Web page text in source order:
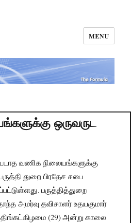
MENU
ஒருவருட
வணிக நிலையங்களுக்கு
துறை பிரதேச சபை
பருத்தித்துறை
அமர்வு தவிசாளர் உதயகுமார்
(29) அன்று காலை